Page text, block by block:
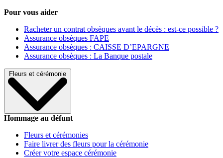
Pour vous aider
Racheter un contrat obsèques avant le décès : est-ce possible ?
Assurance obsèques FAPE
Assurance obsèques : CAISSE D’EPARGNE
Assurance obsèques : La Banque postale
Fleurs et cérémonie
Hommage au défunt
Fleurs et cérémonies
Faire livrer des fleurs pour la cérémonie
Créer votre espace cérémonie